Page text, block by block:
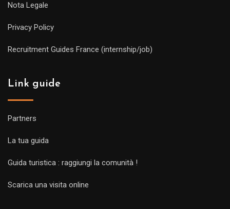
Nota Legale
Privacy Policy
Recruitment Guides France (internship/job)
Link guide
Partners
La tua guida
Guida turistica : raggiungi la comunità !
Scarica una visita online